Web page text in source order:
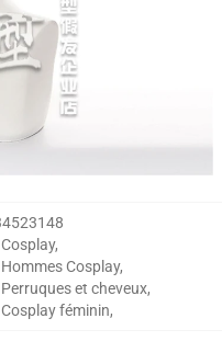
,
Cosplay,
et cheveux,
féminin,